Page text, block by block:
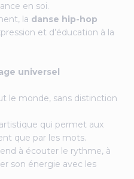
en soi.
la danse hip-hop
et d’éducation à la
universel
le monde, sans distinction
qui permet aux
que par les mots.
à écouter le rythme, à
son énergie avec les